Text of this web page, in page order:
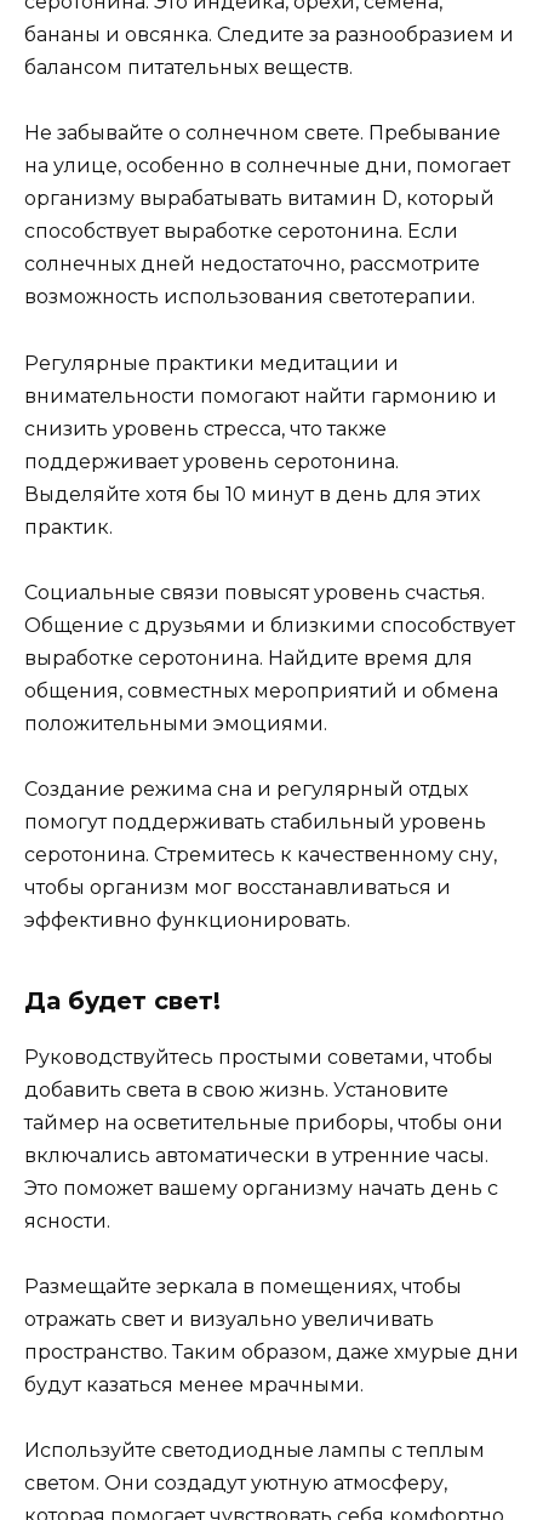
бананы и овсянка. Следите за разнообразием и
балансом питательных веществ.
Не забывайте о солнечном свете. Пребывание
на улице, особенно в солнечные дни, помогает
организму вырабатывать витамин D, который
способствует выработке серотонина. Если
солнечных дней недостаточно, рассмотрите
возможность использования светотерапии.
Регулярные практики медитации и
внимательности помогают найти гармонию и
снизить уровень стресса, что также
поддерживает уровень серотонина.
Выделяйте хотя бы 10 минут в день для этих
практик.
Социальные связи повысят уровень счастья.
Общение с друзьями и близкими способствует
выработке серотонина. Найдите время для
общения, совместных мероприятий и обмена
положительными эмоциями.
Создание режима сна и регулярный отдых
помогут поддерживать стабильный уровень
серотонина. Стремитесь к качественному сну,
чтобы организм мог восстанавливаться и
эффективно функционировать.
Да будет свет!
Руководствуйтесь простыми советами, чтобы
добавить света в свою жизнь. Установите
таймер на осветительные приборы, чтобы они
включались автоматически в утренние часы.
Это поможет вашему организму начать день с
ясности.
Размещайте зеркала в помещениях, чтобы
отражать свет и визуально увеличивать
пространство. Таким образом, даже хмурые дни
будут казаться менее мрачными.
Используйте светодиодные лампы с теплым
светом. Они создадут уютную атмосферу,